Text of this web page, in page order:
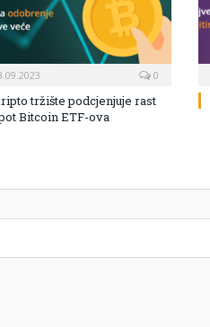
0
tržište podcjenjuje rast
Bitcoin ETF-ova